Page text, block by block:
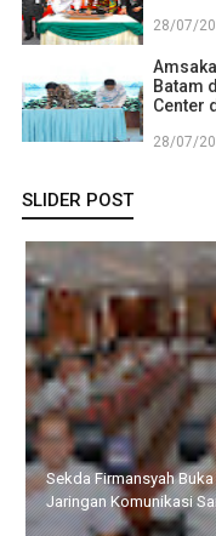
28/07/
Batam
Center
28/07/
SLIDER POST
Sekda Firmansyah
Jaringan Komunikasi